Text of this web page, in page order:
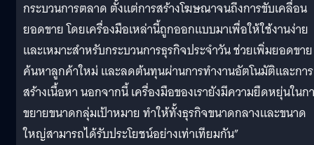
กระบวนการตลาด ตั้งแต่การสร้างโฆษณาจนถึงการขับเคลื่อน
ยอดขาย โดยเครื่องมือเหล่านี้ถูกออกแบบมาเพื่อให้ใช้งานง่าย
และเหมาะสำหรับกระบวนการธุรกิจประจำวัน ช่วยเพิ่มยอดขาย
ค้นหาลูกค้าใหม่ และลดต้นทุนผ่านการทำงานอัตโนมัติและการ
สร้างเนื้อหา นอกจากนี้ เครื่องมือของเรายังมีความยืดหยุ่นในก
ขยายขนาดกลุ่มเป้าหมาย ทำให้ทั้งธุรกิจขนาดกลางและขนาด
ใหญ่สามารถได้รับประโยชน์อย่างเท่าเทียมกัน”